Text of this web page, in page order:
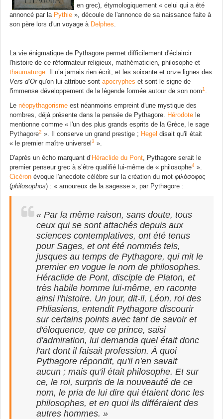
en grec), étymologiquement « celui qui a été
annoncé par la Pythie », découle de l'annonce de sa naissance faite à
son père lors d'un voyage à Delphes.
La vie énigmatique de Pythagore permet difficilement d'éclaircir
l'histoire de ce réformateur religieux, mathématicien, philosophe et
thaumaturge. Il n’a jamais rien écrit, et les soixante et onze lignes des
Vers d’Orqu'on lui attribue sont apocryphes et sont le signe de
l'immense développement de la légende formée autour de son nom1 .
Le néopythagorisme est néanmoins empreint d'une mystique des
nombres, déjà présente dans la pensée de Pythagore. Hérodote le
mentionne comme « l'un des plus grands esprits de la Grèce, le sage
Pythagore2 ». Il conserve un grand prestige ; Hegel disait qu'il était
« le premier maître universel 3 ».
D'après un écho marquant d’ Héraclide du Pont, Pythagore serait le
premier penseur grec à s’être qualifié lui-même de « philosophe4 ».
Cicéron évoque l'anecdote célèbre sur la création du mot φιλόσοφος
(philosophos) : « amoureux de la sagesse », par Pythagore :
« Par la même raison, sans doute, tous
ceux qui se sont attachés depuis aux
sciences contemplatives, ont été tenus
pour Sages, et ont été nommés tels,
jusques au temps de Pythagore, qui mit le
premier en vogue le nom de philosophes.
Héraclide de Pont, disciple de Platon, et
très habile homme lui-même, en raconte
ainsi l'histoire. Un jour, dit-il, Léon, roi des
Phliasiens, entendit Pythagore discourir
sur certains points avec tant de savoir et
d'éloquence, que ce prince, saisi
d'admiration, lui demanda quel était donc
l'art dont il faisait profession. À quoi
Pythagore répondit, qu'il n'en savait
aucun ; mais qu'il était philosophe. Et sur
ce, le roi, surpris de la nouveauté de ce
nom, le pria de lui dire qui étaient donc les
philosophes, et en quoi ils différaient des
autres hommes. »